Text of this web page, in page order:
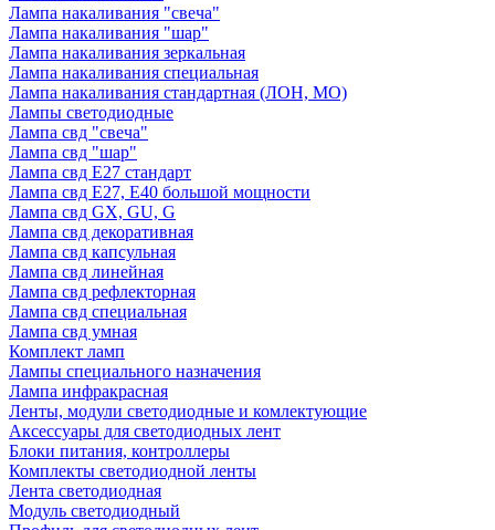
Лампа накаливания "свеча"
Лампа накаливания "шар"
Лампа накаливания зеркальная
Лампа накаливания специальная
Лампа накаливания стандартная (ЛОН, МО)
Лампы светодиодные
Лампа свд "свеча"
Лампа свд "шар"
Лампа свд E27 стандарт
Лампа свд E27, Е40 большой мощности
Лампа свд GX, GU, G
Лампа свд декоративная
Лампа свд капсульная
Лампа свд линейная
Лампа свд рефлекторная
Лампа свд специальная
Лампа свд умная
Комплект ламп
Лампы специального назначения
Лампа инфракрасная
Ленты, модули светодиодные и комлектующие
Аксессуары для светодиодных лент
Блоки питания, контроллеры
Комплекты светодиодной ленты
Лента светодиодная
Модуль светодиодный